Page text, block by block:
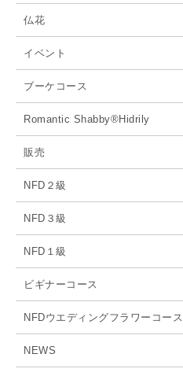
仏花
イベント
ブーケコース
Romantic Shabby®Hidrily
販売
NFD２級
NFD３級
NFD１級
ビギナーコース
NFDウエディングフラワーコース
NEWS